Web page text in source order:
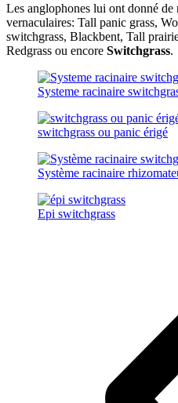
Les anglophones lui ont donné de
vernaculaires: Tall panic grass,
switchgrass, Blackbent, Tall
Redgrass ou encore Switchgrass.
Systeme racinaire
switchgrass ou panic érigé
Système racinaire
Epi switchgrass